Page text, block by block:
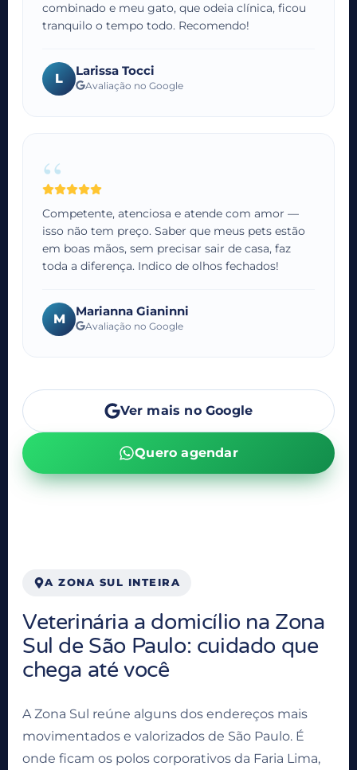
combinado e meu gato, que odeia clínica, ficou
tranquilo o tempo todo. Recomendo!
L
Larissa Tocci
Avaliação no Google
“
Competente, atenciosa e atende com amor —
isso não tem preço. Saber que meus pets estão
em boas mãos, sem precisar sair de casa, faz
toda a diferença. Indico de olhos fechados!
M
Marianna Gianinni
Avaliação no Google
Ver mais no Google
Quero agendar
A ZONA SUL INTEIRA
Veterinária a domicílio na Zona
Sul de São Paulo: cuidado que
chega até você
A Zona Sul reúne alguns dos endereços mais
movimentados e valorizados de São Paulo. É
onde ficam os polos corporativos da Faria Lima,